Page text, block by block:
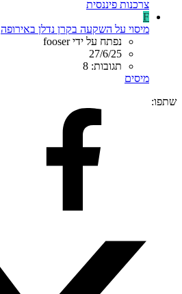
צרכנות פיננסית
F
מיסוי על השקעה בקרן נדלן באירופה
נפתח על ידי fooser
27/6/25
תגובות: 8
מיסים
שתפו: